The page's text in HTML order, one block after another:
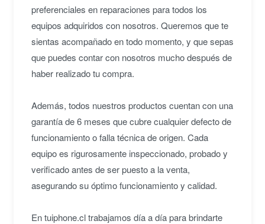
preferenciales en reparaciones para todos los
equipos adquiridos con nosotros. Queremos que te
sientas acompañado en todo momento, y que sepas
que puedes contar con nosotros mucho después de
haber realizado tu compra.
Además, todos nuestros productos cuentan con una
garantía de 6 meses que cubre cualquier defecto de
funcionamiento o falla técnica de origen. Cada
equipo es rigurosamente inspeccionado, probado y
verificado antes de ser puesto a la venta,
asegurando su óptimo funcionamiento y calidad.
En tuiphone.cl trabajamos día a día para brindarte